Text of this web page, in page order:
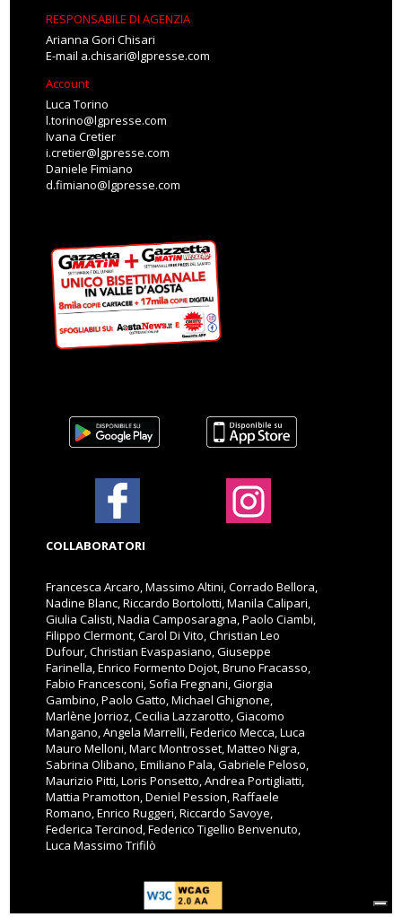
RESPONSABILE DI AGENZIA
Arianna Gori Chisari
E-mail a.chisari@lgpresse.com
Account
Luca Torino
l.torino@lgpresse.com
Ivana Cretier
i.cretier@lgpresse.com
Daniele Fimiano
d.fimiano@lgpresse.com
COLLABORATORI
Francesca Arcaro, Massimo Altini, Corrado Bellora,
Nadine Blanc, Riccardo Bortolotti, Manila Calipari,
Giulia Calisti, Nadia Camposaragna, Paolo Ciambi,
Filippo Clermont, Carol Di Vito, Christian Leo
Dufour, Christian Evaspasiano, Giuseppe
Farinella, Enrico Formento Dojot, Bruno Fracasso,
Fabio Francesconi, Sofia Fregnani, Giorgia
Gambino, Paolo Gatto, Michael Ghignone,
Marlène Jorrioz, Cecilia Lazzarotto, Giacomo
Mangano, Angela Marrelli, Federico Mecca, Luca
Mauro Melloni, Marc Montrosset, Matteo Nigra,
Sabrina Olibano, Emiliano Pala, Gabriele Peloso,
Maurizio Pitti, Loris Ponsetto, Andrea Portigliatti,
Mattia Pramotton, Deniel Pession, Raffaele
Romano, Enrico Ruggeri, Riccardo Savoye,
Federica Tercinod, Federico Tigellio Benvenuto,
Luca Massimo Trifilò